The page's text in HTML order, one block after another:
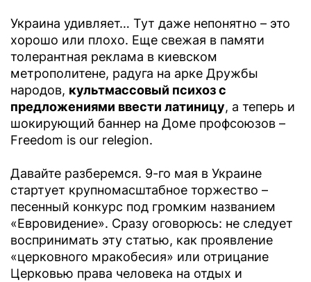
Украина удивляет… Тут даже непонятно – это
хорошо или плохо. Еще свежая в памяти
толерантная реклама в киевском
метрополитене, радуга на арке Дружбы
народов, культмассовый психоз с
предложениями ввести латиницу, а теперь и
шокирующий баннер на Доме профсоюзов –
Freedom is our relegion.
Давайте разберемся. 9-го мая в Украине
стартует крупномасштабное торжество –
песенный конкурс под громким названием
«Евровидение». Сразу оговорюсь: не следует
воспринимать эту статью, как проявление
«церковного мракобесия» или отрицание
Церковью права человека на отдых и